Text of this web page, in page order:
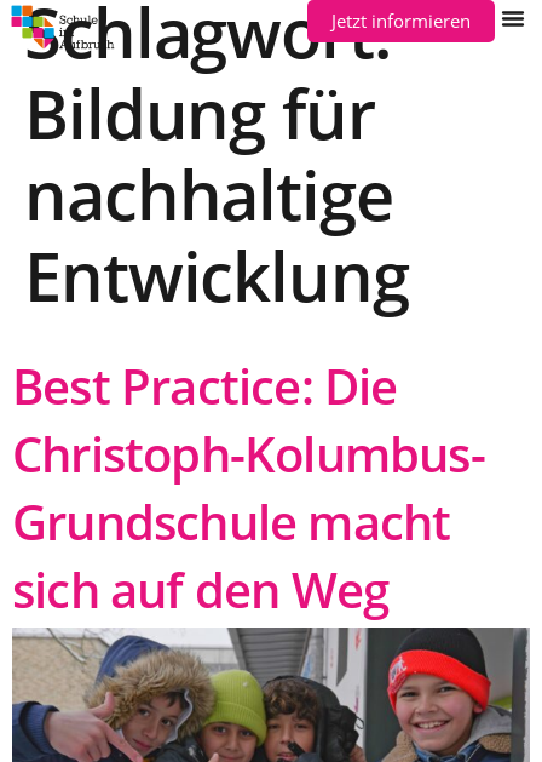
Jetzt informieren
Schlagwort:
Bildung für
nachhaltige
Entwicklung
Best Practice: Die
Christoph-Kolumbus-
Grundschule macht
sich auf den Weg